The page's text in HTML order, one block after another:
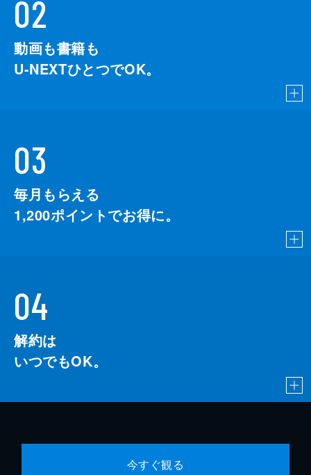
02
動画も書籍も
U-NEXTひとつでOK。
03
毎月もらえる
1,200ポイントでお得に。
04
解約は
いつでもOK。
今すぐ観る